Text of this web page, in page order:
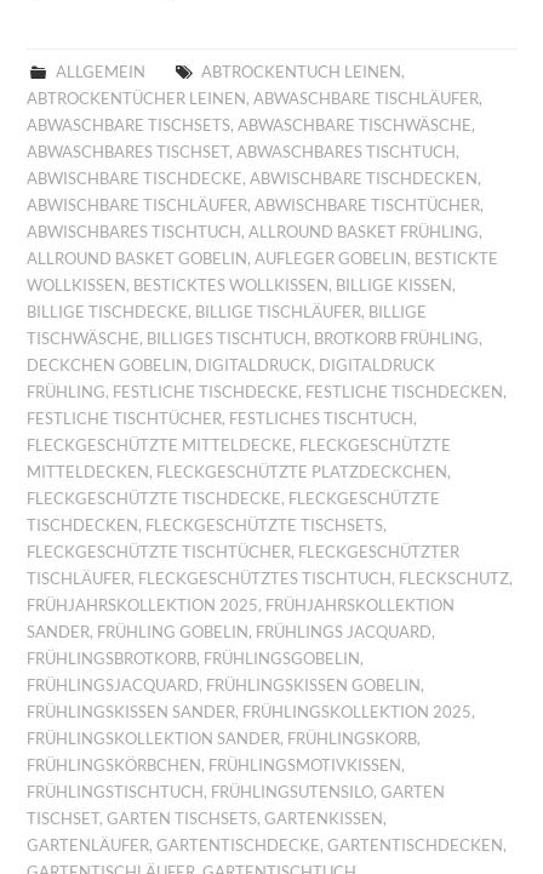
ALLGEMEIN ABTROCKENTUCH LEINEN ,
ABTROCKENTÜCHER LEINEN ,ABWASCHBARE TISCHLÄUFER,
ABWASCHBARE TISCHSETS,ABWASCHBARE TISCHWÄSCHE,
ABWASCHBARES TISCHSET,ABWASCHBARES TISCHTUCH ,
ABWISCHBARE TISCHDECKE,ABWISCHBARE TISCHDECKEN ,
ABWISCHBARE TISCHLÄUFER,ABWISCHBARE TISCHTÜCHER,
ABWISCHBARES TISCHTUCH ,ALLROUND BASKET FRÜHLING,
ALLROUND BASKET GOBELIN ,AUFLEGER GOBELIN , BESTICKTE
WOLLKISSEN , BESTICKTES WOLLKISSEN , BILLIGE KISSEN ,
BILLIGE TISCHDECKE, BILLIGE TISCHLÄUFER, BILLIGE
TISCHWÄSCHE, BILLIGES TISCHTUCH , BROTKORB FRÜHLING,
DECKCHEN GOBELIN , DIGITALDRUCK, DIGITALDRUCK
FRÜHLING, FESTLICHE TISCHDECKE, FESTLICHE TISCHDECKEN ,
FESTLICHE TISCHTÜCHER, FESTLICHES TISCHTUCH ,
FLECKGESCHÜTZTE MITTELDECKE, FLECKGESCHÜTZTE
MITTELDECKEN , FLECKGESCHÜTZTE PLATZDECKCHEN ,
FLECKGESCHÜTZTE TISCHDECKE, FLECKGESCHÜTZTE
TISCHDECKEN , FLECKGESCHÜTZTE TISCHSETS,
FLECKGESCHÜTZTE TISCHTÜCHER, FLECKGESCHÜTZTER
TISCHLÄUFER, FLECKGESCHÜTZTES TISCHTUCH , FLECKSCHUTZ,
FRÜHJAHRSKOLLEKTION 2025, FRÜHJAHRSKOLLEKTION
SANDER, FRÜHLING GOBELIN , FRÜHLINGS JACQUARD,
FRÜHLINGSBROTKORB, FRÜHLINGSGOBELIN ,
FRÜHLINGSJACQUARD, FRÜHLINGSKISSEN GOBELIN ,
FRÜHLINGSKISSEN SANDER, FRÜHLINGSKOLLEKTION 2025,
FRÜHLINGSKOLLEKTION SANDER, FRÜHLINGSKORB,
FRÜHLINGSKÖRBCHEN , FRÜHLINGSMOTIVKISSEN ,
FRÜHLINGSTISCHTUCH , FRÜHLINGSUTENSILO,GARTEN
TISCHSET,GARTEN TISCHSETS,GARTENKISSEN ,
GARTENLÄUFER,GARTENTISCHDECKE,GARTENTISCHDECKEN ,